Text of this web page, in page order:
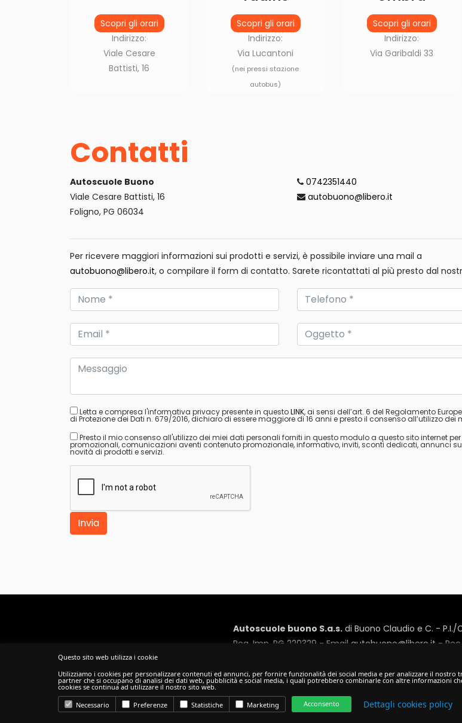
Scopri gli orari
Indirizzo:
Viale Cesare
Battisti, 16
Scopri gli orari
Indirizzo:
Via Lucantoni
(nei pressi stazione
autobus)
Scopri gli orari
Indirizzo:
Via Garibaldi 33
Contatti
Autoscuole Buono
Viale Cesare Battisti, 16
Foligno, PG 06034
0742351440
autobuono@libero.it
Per ricevere maggiori informazioni sui prodotti e servizi, è possibile inviare una mail a
autobuono@libero.it, o compilare il form di contatto. Sarete ricontattati al più presto dal
Letta e compresa l'informativa privacy presente in questoLINK, ai sensi dell’art. 6 del Regolamento
di Protezione dei Dati n. 679/2016, dichiaro di essere maggiore di 16 anni e presto il consenso all’utilizzo dei
Presto il mio consenso all'utilizzo dei miei dati personali forniti in questo modulo a questo sito internet
promozionali, comunicazioni aventi contenuto promozionale, informativo, inviti, sconti dedicati, annunci
novità di prodotti e servizi.
Invia
Autoscuole buono S.a.s.di Buono Claudio e C. - P.I./
Reg. Imp. PG 220329 - Email autobuono@libero.it - Pec
Privacy Policy-Cookie Policy
Questo sito web utilizza i cookie
Utilizziamo i cookies per personalizzare contenuti ed annunci, per fornire funzionalità dei social media e per analizzare il
partner che si occupano di analisi dei dati web, pubblicità e social media, i quali potrebbero combinarle con altre informazioni
cookies se continua ad utilizzare il nostro sito web.
Necessario
Preferenze Statistiche Marketing Acconsento Dettagli cookies policy